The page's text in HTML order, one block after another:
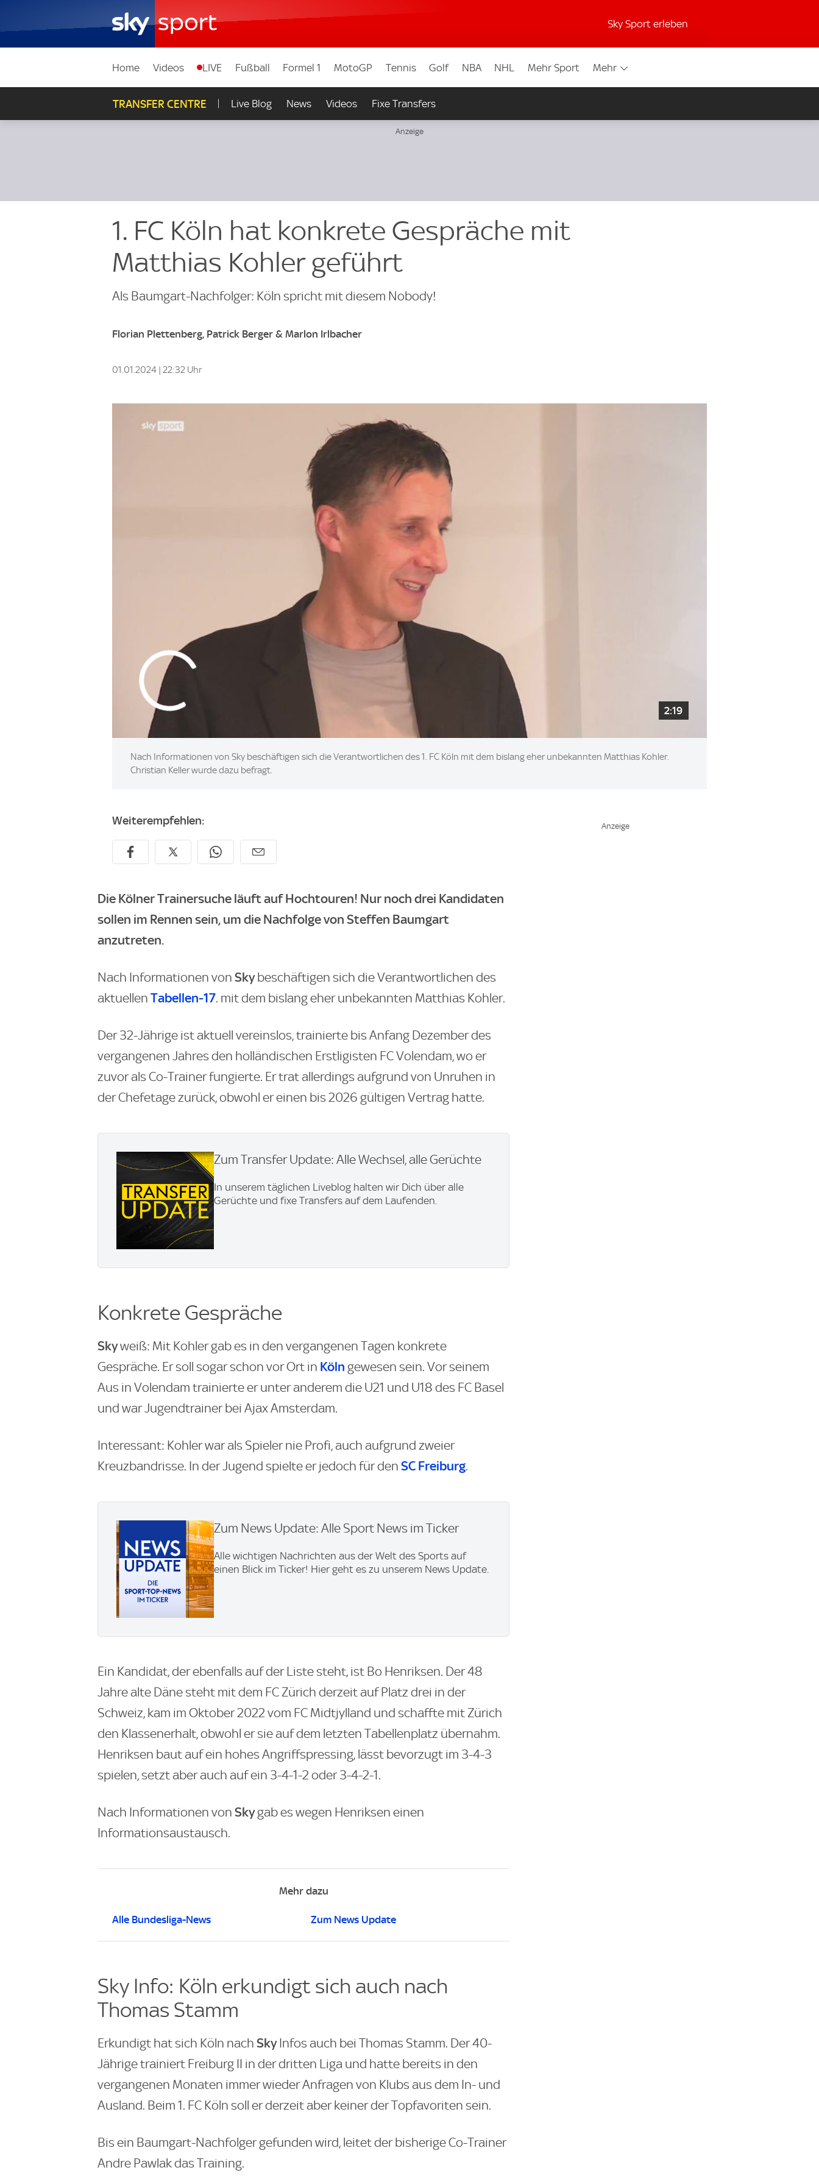
Sky Sport erleben
Home Videos LIVE Fußball Formel 1 MotoGP Tennis Golf NBA NHL Mehr Sport Mehr
TRANSFER CENTRE Live Blog News Videos Fixe Transfers
1. FC Köln hat konkrete Gespräche mit
Matthias Kohler geführt
Als Baumgart-Nachfolger: Köln spricht mit diesem Nobody!
Florian Plettenberg, Patrick Berger & Marlon Irlbacher
01.01.2024 | 22:32 Uhr
2:19
Nach Informationen von Sky beschäftigen sich die Verantwortlichen des 1. FC Köln mit dem bislang eher unbekannten Matthias Kohler.
Christian Keller wurde dazu befragt.
Weiterempfehlen:
Die Kölner Trainersuche läuft auf Hochtouren! Nur noch drei Kandidaten
sollen im Rennen sein, um die Nachfolge von Steffen Baumgart
anzutreten.
Nach Informationen von Skybeschäftigen sich die Verantwortlichen des
aktuellen Tabellen-17. mit dem bislang eher unbekannten Matthias Kohler.
Der 32-Jährige ist aktuell vereinslos, trainierte bis Anfang Dezember des
vergangenen Jahres den holländischen Erstligisten FC Volendam, wo er
zuvor als Co-Trainer fungierte. Er trat allerdings aufgrund von Unruhen in
der Chefetage zurück, obwohl er einen bis 2026 gültigen Vertrag hatte.
Zum Transfer Update: Alle Wechsel, alle Gerüchte
In unserem täglichen Liveblog halten wir Dich über alle
Gerüchte und fixe Transfers auf dem Laufenden.
Konkrete Gespräche
Skyweiß: Mit Kohler gab es in den vergangenen Tagen konkrete
Gespräche. Er soll sogar schon vor Ort in Köln gewesen sein. Vor seinem
Aus in Volendam trainierte er unter anderem die U21 und U18 des FC Basel
und war Jugendtrainer bei Ajax Amsterdam.
Interessant: Kohler war als Spieler nie Profi, auch aufgrund zweier
Kreuzbandrisse. In der Jugend spielte er jedoch für den SC Freiburg.
Zum News Update: Alle Sport News im Ticker
Alle wichtigen Nachrichten aus der Welt des Sports auf
einen Blick im Ticker! Hier geht es zu unserem News Update.
Ein Kandidat, der ebenfalls auf der Liste steht, ist Bo Henriksen. Der 48
Jahre alte Däne steht mit dem FC Zürich derzeit auf Platz drei in der
Schweiz, kam im Oktober 2022 vom FC Midtjylland und schaffte mit Zürich
den Klassenerhalt, obwohl er sie auf dem letzten Tabellenplatz übernahm.
Henriksen baut auf ein hohes Angriffspressing, lässt bevorzugt im 3-4-3
spielen, setzt aber auch auf ein 3-4-1-2 oder 3-4-2-1.
Nach Informationen von Skygab es wegen Henriksen einen
Informationsaustausch.
Mehr dazu
Alle Bundesliga-News Zum News Update
Sky Info: Köln erkundigt sich auch nach
Thomas Stamm
Erkundigt hat sich Köln nach SkyInfos auch bei Thomas Stamm. Der 40-
Jährige trainiert Freiburg II in der dritten Liga und hatte bereits in den
vergangenen Monaten immer wieder Anfragen von Klubs aus dem In- und
Ausland. Beim 1. FC Köln soll er derzeit aber keiner der Topfavoriten sein.
Bis ein Baumgart-Nachfolger gefunden wird, leitet der bisherige Co-Trainer
Andre Pawlak das Training.